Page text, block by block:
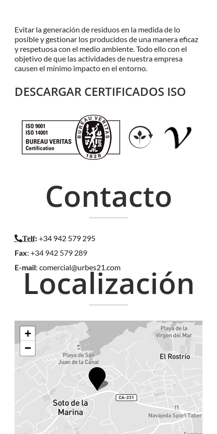
Evitar la generación de residuos en la medida de lo
posible y gestionar los producidos de una manera eficaz
y respetuosa con el medio ambiente. Todo ello con el
objetivo de que las actividades de nuestra empresa
causen el mínimo impacto en el entorno.
DESCARGAR CERTIFICADOS ISO
Localización
+
−
Contacto
Telf: +34 942 579 295
Fax: +34 942 579 289
E-mail: comercial@urbes21.com